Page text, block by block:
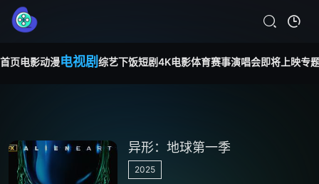
首页电影动漫电视剧 综艺下饭短剧4K电影体育赛事演唱会即将上映专
异形：地球第一季
2025